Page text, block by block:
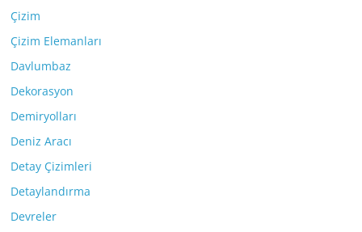
Çizim
Çizim Elemanları
Davlumbaz
Dekorasyon
Demiryolları
Deniz Aracı
Detay Çizimleri
Detaylandırma
Devreler